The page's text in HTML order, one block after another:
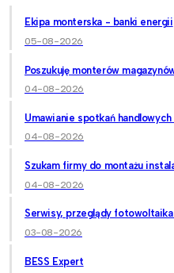
Ekipa monterska - banki energii
05-08-2026
Poszukuję monterów
04-08-2026
Umawianie spotkań
04-08-2026
Szukam firmy do montażu
04-08-2026
Serwisy, przeglądy
03-08-2026
BESS Expert